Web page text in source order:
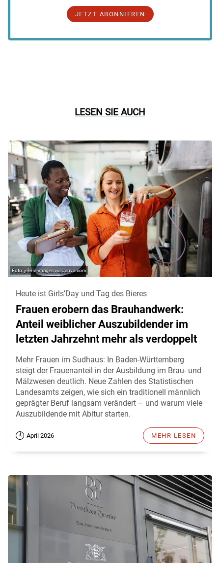
JETZT ABONNIEREN
LESEN SIE AUCH
jelena-images via Canva.com
Heute ist Girls’Day und Tag des Bieres
Frauen erobern das Brauhandwerk:
Anteil weiblicher Auszubildender im
letzten Jahrzehnt mehr als verdoppelt
Mehr Frauen im Sudhaus: In Baden-Württemberg
steigt der Frauenanteil in der Ausbildung im Brau- und
Mälzwesen deutlich. Neue Zahlen des Statistischen
Landesamts zeigen, wie sich ein traditionell männlich
geprägter Beruf langsam verändert – und warum viele
Auszubildende mit Abitur starten.
April 2026 MEHR LESEN